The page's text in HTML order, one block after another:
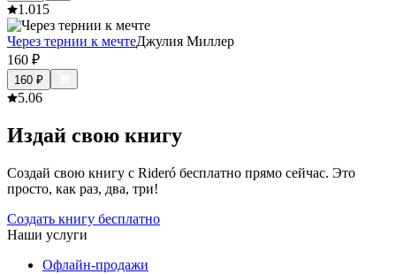
1.015
Через тернии к мечтеДжулия Миллер
160 ₽
160 ₽
5.06
Издай свою книгу
Создай свою книгу с Rideró бесплатно прямо сейчас. Это
просто, как раз, два, три!
Создать книгу бесплатно
Наши услуги
Офлайн-продажи